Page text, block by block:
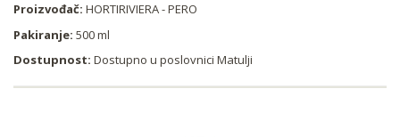
Proizvođač: HORTIRIVIERA - PERO
Pakiranje: 500 ml
Dostupnost: Dostupno u poslovnici Matulji